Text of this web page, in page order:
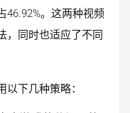
46.92%。这两种视频
，同时也适应了不同
下几种策略：